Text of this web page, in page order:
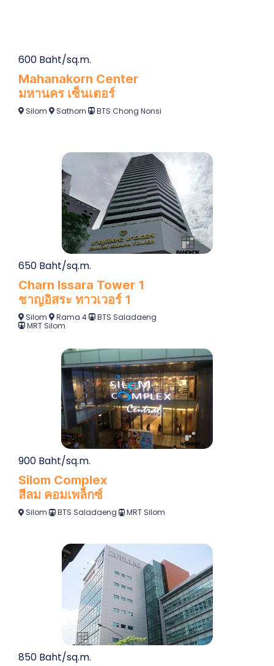
Silom Sathorn
650 Baht/sq.m.
Charn Issara Tower 1
ชาญอิสระ ทาวเวอร์ 1
Silom Rama 4
900 Baht/sq.m.
Silom Complex
สีลม คอมเพล็กซ์
Silom BTS Saladaeng
850 Baht/sq.m.
Zuellig House
ซิลลิค เฮ้าส์
Silom MRT Silom